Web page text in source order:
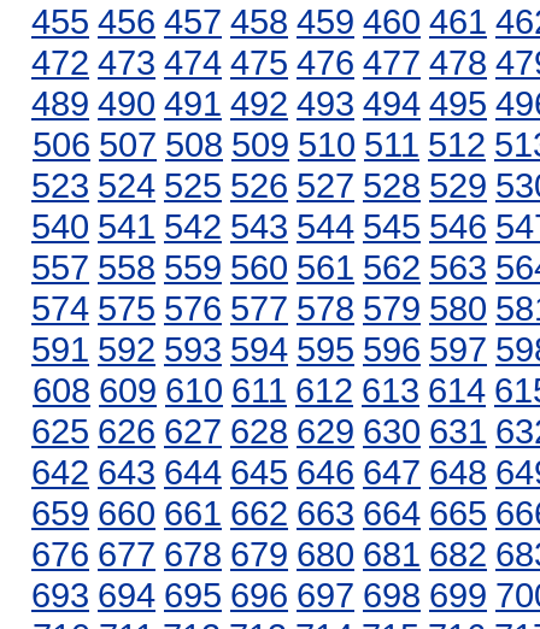
455 456 457 458 459 460 461
472 473 474 475 476 477 478
489 490 491 492 493 494 495
506 507 508 509 510 511 512
523 524 525 526 527 528 529
540 541 542 543 544 545 546
557 558 559 560 561 562 563
574 575 576 577 578 579 580
591 592 593 594 595 596 597
608 609 610 611 612 613 614
625 626 627 628 629 630 631
642 643 644 645 646 647 648
659 660 661 662 663 664 665
676 677 678 679 680 681 682
693 694 695 696 697 698 699